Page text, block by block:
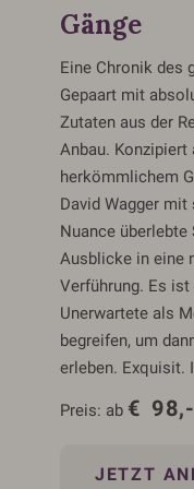
Gänge
Eine Chronik des
Gepaart mit
Zutaten aus der
Anbau. Konzipiert
herkömmlichem
David Wagger
Nuance
Ausblicke in eine
Verführung. Es ist
Unerwartete als
begreifen, um
erleben. Exquisit.
Preis: ab € 98,-
JETZT